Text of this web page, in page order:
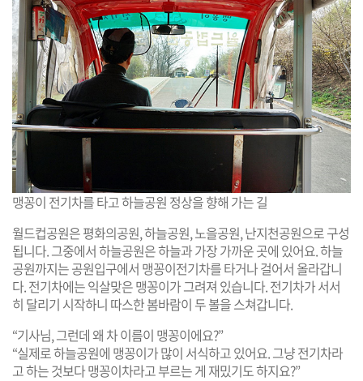
맹꽁이 전기차를 타고 하늘공원 정상을 향해 가는 길
월드컵공원은 평화의공원, 하늘공원, 노을공원, 난지천공원으로 구성
됩니다. 그중에서 하늘공원은 하늘과 가장 가까운 곳에 있어요. 하늘
공원까지는 공원입구에서 맹꽁이전기차를 타거나 걸어서 올라갑니
다. 전기차에는 익살맞은 맹꽁이가 그려져 있습니다. 전기차가 서서
히 달리기 시작하니 따스한 봄바람이 두 볼을 스쳐갑니다.
“기사님, 그런데 왜 차 이름이 맹꽁이에요?”
“실제로 하늘공원에 맹꽁이가 많이 서식하고 있어요. 그냥 전기차라
고 하는 것보다 맹꽁이차라고 부르는 게 재밌기도 하지요?”